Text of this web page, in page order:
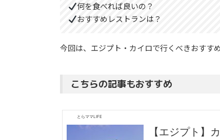
何を食べれば良いの？
おすすめレストランは？
今回は、エジプト・カイロで行くべきおすす
こちらの記事もおすすめ
とらママLIFE
【エジプト】